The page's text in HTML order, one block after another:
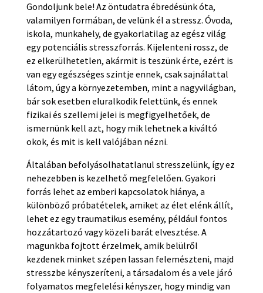
Gondoljunk bele! Az öntudatra ébredésünk óta,
valamilyen formában, de velünk él a stressz. Óvoda,
iskola, munkahely, de gyakorlatilag az egész világ
egy potenciális stresszforrás. Kijelenteni rossz, de
ez elkerülhetetlen, akármit is teszünk érte, ezért is
van egy egészséges szintje ennek, csak sajnálattal
látom, úgy a környezetemben, mint a nagyvilágban,
bár sok esetben eluralkodik felettünk, és ennek
fizikai és szellemi jelei is megfigyelhetőek, de
ismernünk kell azt, hogy mik lehetnek a kiváltó
okok, és mit is kell valójában nézni.
Általában befolyásolhatatlanul stresszelünk, így ez
nehezebben is kezelhető megfelelően. Gyakori
forrás lehet az emberi kapcsolatok hiánya, a
különböző próbatételek, amiket az élet elénk állít,
lehet ez egy traumatikus esemény, például fontos
hozzátartozó vagy közeli barát elvesztése. A
magunkba fojtott érzelmek, amik belülről
kezdenek minket szépen lassan felemészteni, majd
stresszbe kényszeríteni, a társadalom és a vele járó
folyamatos megfelelési kényszer, hogy mindig van